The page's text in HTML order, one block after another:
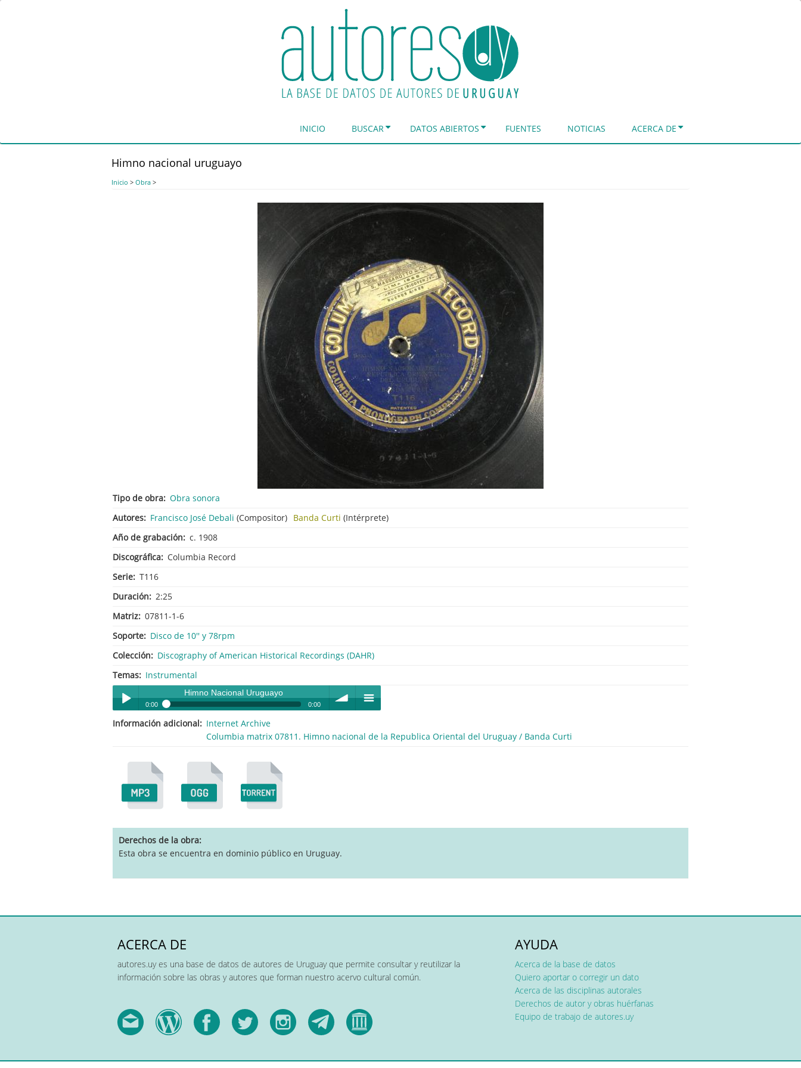
INICIO BUSCAR DATOS ABIERTOS FUENTES NOTICIAS ACERCA DE
Himno nacional uruguayo
Inicio > Obra >
Tipo de obra Obra sonora
Autores
Francisco José Debali (Compositor) Banda Curti (Intérprete)
Año de grabación
c. 1908
Discográfica
Columbia Record
Serie T116
Duración
2:25
Matriz 07811-1-6
Soporte
Disco de 10'' y 78rpm
Colección
Discography of American Historical Recordings (DAHR)
Temas
Instrumental
Play /
Himno Nacional Uruguayo
0:00 0:00
Himno Nacional Uruguayo
Información adicional
Internet Archive
Columbia matrix 07811. Himno nacional de la Republica Oriental del Uruguay / Banda Curti
Derechos de la obra
Esta obra se encuentra en dominio público en Uruguay.
ACERCA DE
autores.uy es una base de datos de autores de Uruguay que permite consultar y reutilizar la
información sobre las obras y autores que forman nuestro acervo cultural común.
AYUDA
Acerca de la base de datos
Quiero aportar o corregir un dato
Acerca de las disciplinas autorales
Derechos de autor y obras huérfanas
Equipo de trabajo de autores.uy